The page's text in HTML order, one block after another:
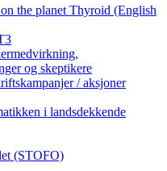
the planet Thyroid (English
og skeptikere
/ aksjoner
i landsdekkende
(STOFO)